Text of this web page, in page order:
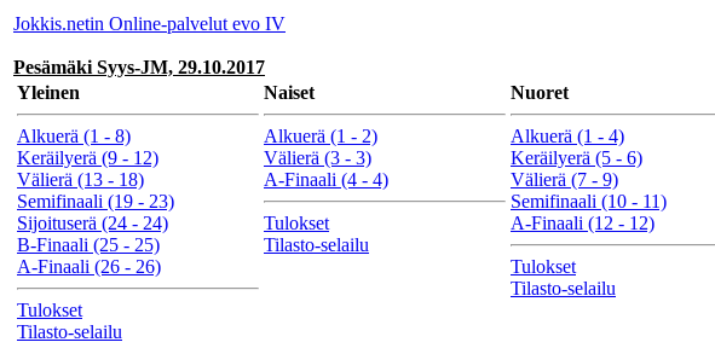
Jokkis.netin Online-palvelut evo IV
Pesämäki Syys-JM, 29.10.2017
Yleinen
Alkuerä (1 - 8)
Keräilyerä (9 - 12)
Välierä (13 - 18)
Semifinaali (19 - 23)
Sijoituserä (24 - 24)
B-Finaali (25 - 25)
A-Finaali (26 - 26)
Tulokset
Tilasto-selailu
Naiset
Alkuerä (1 - 2)
Välierä (3 - 3)
A-Finaali (4 - 4)
Tulokset
Tilasto-selailu
Nuoret
Alkuerä (1 - 4)
Keräilyerä (5 - 6)
Välierä (7 - 9)
Semifinaali (10 - 11)
A-Finaali (12 - 12)
Tulokset
Tilasto-selailu